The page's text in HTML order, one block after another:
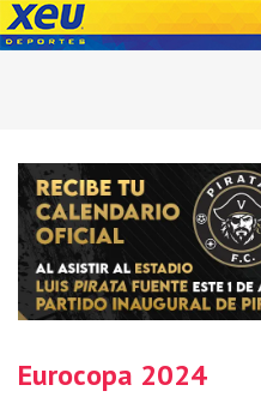
Eurocopa 2024